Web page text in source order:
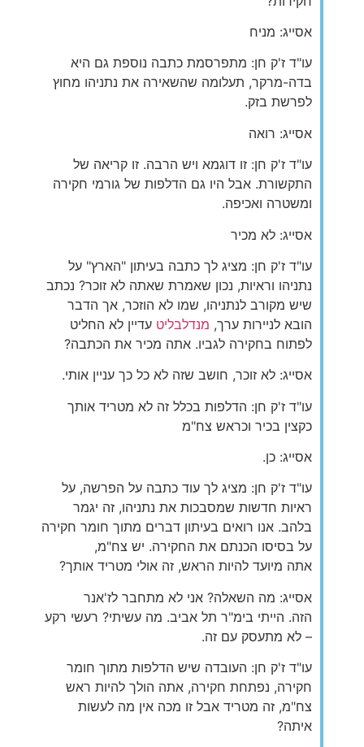
אסייג: מניח
עו"ד ז'ק חן: מתפרסמת כתבה נוספת גם היא
בדה-מרקר, תעלומה שהשאירה את נתניהו מחוץ
לפרשת בזק.
אסייג: רואה
עו"ד ז'ק חן: זו דוגמא ויש הרבה. זו קריאה של
התקשורת. אבל היו גם הדלפות של גורמי חקירה
ומשטרה ואכיפה.
אסייג: לא מכיר
עו"ד ז'ק חן: מציג לך כתבה בעיתון "הארץ" על
נתניהו וראיות, נכון שאמרת שאתה לא זוכר? נכתב
שיש מקורב לנתניהו, שמו לא הוזכר, אך הדבר
הובא לניירות ערך, מנדלבליט עדיין לא החליט
לפתוח בחקירה לגביו. אתה מכיר את הכתבה?
אסייג: לא זוכר, חושב שזה לא כל כך עניין אותי.
עו"ד ז'ק חן: הדלפות בכלל זה לא מטריד אותך
כקצין בכיר וכראש צח"מ
אסייג: כן.
עו"ד ז'ק חן: מציג לך עוד כתבה על הפרשה, על
ראיות חדשות שמסבכות את נתניהו, זה יגמר
בלהב. אנו רואים בעיתון דברים מתוך חומר חקירה
על בסיסו הכנתם את החקירה. יש צח"מ,
אתה מיועד להיות הראש, זה אולי מטריד אותך?
אסייג: מה השאלה? אני לא מתחבר לז'אנר
הזה. הייתי בימ"ר תל אביב. מה עשיתי? רעשי רקע
– לא מתעסק עם זה.
עו"ד ז'ק חן: העובדה שיש הדלפות מתוך חומר
חקירה, נפתחת חקירה, אתה הולך להיות ראש
צח"מ, זה מטריד אבל זו מכה אין מה לעשות
איתה?